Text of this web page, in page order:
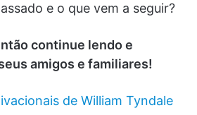
e o que vem a seguir?
continue lendo e
amigos e familiares!
de William Tyndale